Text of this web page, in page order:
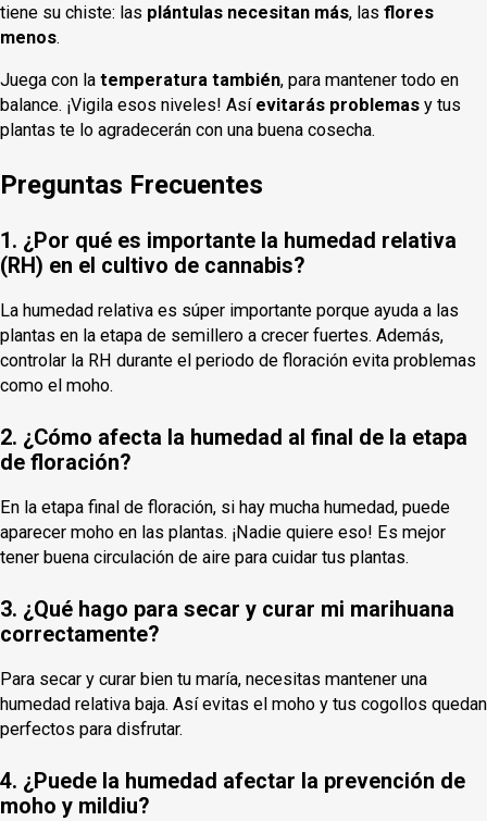
tiene su chiste: las plántulas necesitan más, las flores
menos.
Juega con la temperatura también, para mantener todo en
balance. ¡Vigila esos niveles! Así evitarás problemas y tus
plantas te lo agradecerán con una buena cosecha.
Preguntas Frecuentes
1. ¿Por qué es importante la humedad relativa
(RH) en el cultivo de cannabis?
La humedad relativa es súper importante porque ayuda a las
plantas en la etapa de semillero a crecer fuertes. Además,
controlar la RH durante el periodo de floración evita problemas
como el moho.
2. ¿Cómo afecta la humedad al final de la etapa
de floración?
En la etapa final de floración, si hay mucha humedad, puede
aparecer moho en las plantas. ¡Nadie quiere eso! Es mejor
tener buena circulación de aire para cuidar tus plantas.
3. ¿Qué hago para secar y curar mi marihuana
correctamente?
Para secar y curar bien tu maría, necesitas mantener una
humedad relativa baja. Así evitas el moho y tus cogollos quedan
perfectos para disfrutar.
4. ¿Puede la humedad afectar la prevención de
moho y mildiu?